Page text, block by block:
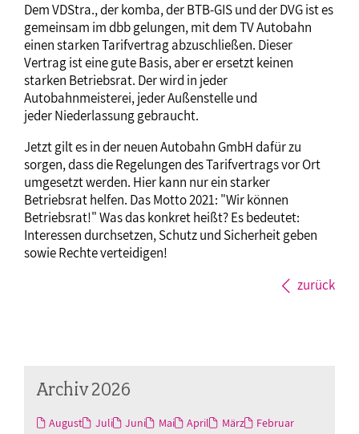
Dem VDStra., der komba, der BTB-GIS und der DVG ist es
gemeinsam im dbb gelungen, mit dem TV Autobahn
einen starken Tarifvertrag abzuschließen. Dieser
Vertrag ist eine gute Basis, aber er ersetzt keinen
starken Betriebsrat. Der wird in jeder
Autobahnmeisterei, jeder Außenstelle und
jeder Niederlassung gebraucht.
Jetzt gilt es in der neuen Autobahn GmbH dafür zu
sorgen, dass die Regelungen des Tarifvertrags vor Ort
umgesetzt werden. Hier kann nur ein starker
Betriebsrat helfen. Das Motto 2021: "Wir können
Betriebsrat!" Was das konkret heißt? Es bedeutet:
Interessen durchsetzen, Schutz und Sicherheit geben
sowie Rechte verteidigen!
zurück
Archiv 2026
August Juli Juni Mai April März
Februar